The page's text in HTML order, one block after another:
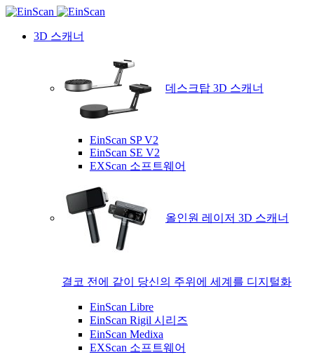
3D 스캐너
데스크탑 3D 스캐너
EinScan SP V2
EinScan SE V2
EXScan 소프트웨어
올인원 레이저 3D 스캐너
결코 전에 같이 당신의 주위에 세계를 디지털화
EinScan Libre
EinScan Rigil 시리즈
EinScan Medixa
EXScan 소프트웨어